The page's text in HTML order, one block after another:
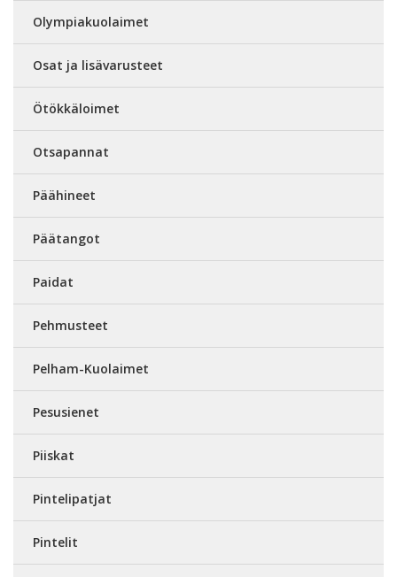
Olympiakuolaimet
Osat ja lisävarusteet
Ötökkäloimet
Otsapannat
Päähineet
Päätangot
Paidat
Pehmusteet
Pelham-Kuolaimet
Pesusienet
Piiskat
Pintelipatjat
Pintelit